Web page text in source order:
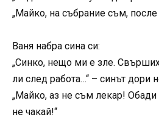
„Майко, на събрание съм,
Ваня набра сина си:
„Синко, нещо ми е зле.
ли след работа…“ – синът дори
„Майко, аз не съм лекар!
не чакай!“